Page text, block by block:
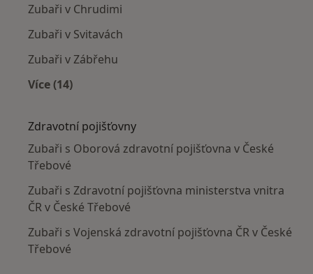
Zubaři v Chrudimi
Zubaři v Svitavách
Zubaři v Zábřehu
Více (14)
Zdravotní pojišťovny
Zubaři s Oborová zdravotní pojišťovna v České
Třebové
Zubaři s Zdravotní pojišťovna ministerstva vnitra
ČR v České Třebové
Zubaři s Vojenská zdravotní pojišťovna ČR v České
Třebové